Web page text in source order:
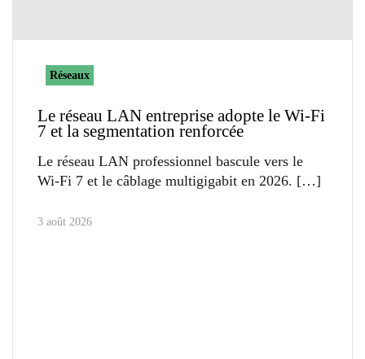
Réseaux
Le réseau LAN entreprise adopte le Wi-Fi
7 et la segmentation renforcée
Le réseau LAN professionnel bascule vers le
Wi-Fi 7 et le câblage multigigabit en 2026.
3 août 2026